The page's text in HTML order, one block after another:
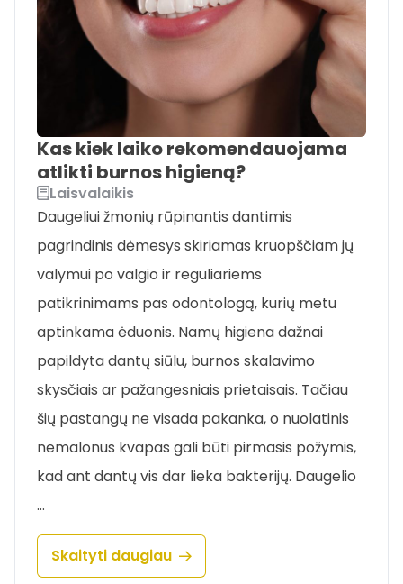
Kas kiek laiko rekomendauojama
atlikti burnos higieną?
Laisvalaikis
Daugeliui žmonių rūpinantis dantimis
pagrindinis dėmesys skiriamas kruopščiam jų
valymui po valgio ir reguliariems
patikrinimams pas odontologą, kurių metu
aptinkama ėduonis. Namų higiena dažnai
papildyta dantų siūlu, burnos skalavimo
skysčiais ar pažangesniais prietaisais. Tačiau
šių pastangų ne visada pakanka, o nuolatinis
nemalonus kvapas gali būti pirmasis požymis,
kad ant dantų vis dar lieka bakterijų. Daugelio
…
Skaityti daugiau